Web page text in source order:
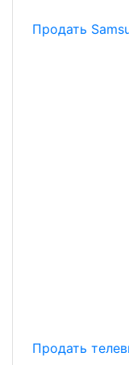
Продать
Продать